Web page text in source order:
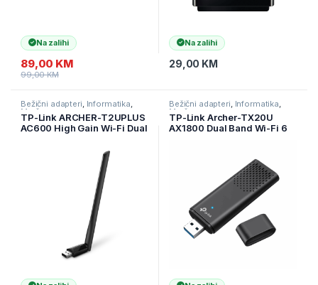
Na zalihi
89,00 KM
99,00KM
Na zalihi
29,00 KM
Bežični adapteri, Informatika,
Mrežna oprema
TP-Link ARCHER-T2UPLUS
AC600 High Gain Wi-Fi Dual
433Mbps na 5GHz +
200Mbps na 2,4GHz, USB
2.0, 1 antena visokog
Bežični adapteri, Informatika,
Mrežna oprema
TP-Link Archer-TX20U
AX1800 Dual Band Wi-Fi 6
at 2.4 GHz, Internal
Antennas, USB 3.0, MU-